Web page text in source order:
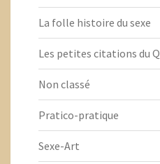
La folle histoire du sexe
Les petites citations du Q
Non classé
Pratico-pratique
Sexe-Art